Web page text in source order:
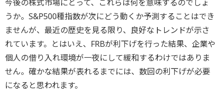
今後の株式市場にとって、これらは何を意味するのでしょ
うか。S&P500種指数が次にどう動くか予測することはでき
ませんが、最近の歴史を見る限り、良好なトレンドが示さ
れています。とはいえ、FRBが利下げを行った結果、企業や
個人の借り入れ環境が一夜にして緩和するわけではありま
せん。確かな結果が表れるまでには、数回の利下げが必要
になると思われます。